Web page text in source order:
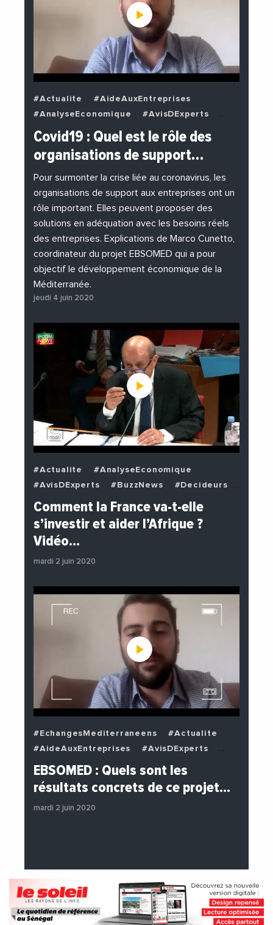
#Actualite
#AideAuxEntreprises
#AnalyseEconomique
#AvisDExperts
#BuzzNews
#Decideurs
#EchangesMediterraneens
#EnDirectDe
#Entreprises
#Institutions
#PhotosEtVideos
Covid19 : Quel est le rôle des
organisations de support…
Pour surmonter la crise liée au coronavirus, les
organisations de support aux entreprises ont un
rôle important. Elles peuvent proposer des
solutions en adéquation avec les besoins réels
des entreprises. Explications de Marco Cunetto,
coordinateur du projet EBSOMED qui a pour
objectif le développement économique de la
Méditerranée.
jeudi 4 juin 2020
#Actualite
#AnalyseEconomique
#AvisDExperts
#BuzzNews
#Decideurs
#EchangesMediterraneens
#Economie
#PhotosEtVideos
#Politique
Comment la France va-t-elle
s’investir et aider l’Afrique ?
Vidéo…
mardi 2 juin 2020
#EchangesMediterraneens
#Actualite
#AideAuxEntreprises
#AvisDExperts
#BuzzNews
#Decideurs
#EchangesMediterraneens
#Entreprises
#Institutions
#PhotosEtVideos
EBSOMED : Quels sont les
résultats concrets de ce projet…
mardi 2 juin 2020